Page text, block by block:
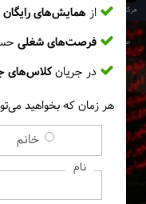
کارگاه
صفحه اصلی دوره‌ها
از همایش‌های رایگان
فرصت‌های شغلی
در جریانکلاس‌های
هر زمان که بخواهید
خانم
نام